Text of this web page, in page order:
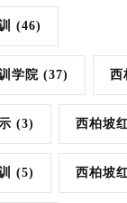
(46)
学院 (37) 西
(3) 西柏坡
(5) 西柏坡